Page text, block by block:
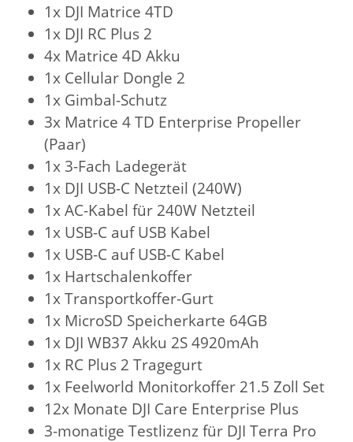
1x DJI Matrice 4TD
1x DJI RC Plus 2
4x Matrice 4D Akku
1x Cellular Dongle 2
1x Gimbal-Schutz
3x Matrice 4 TD Enterprise Propeller
(Paar)
1x 3-Fach Ladegerät
1x DJI USB-C Netzteil (240W)
1x AC-Kabel für 240W Netzteil
1x USB-C auf USB Kabel
1x USB-C auf USB-C Kabel
1x Hartschalenkoffer
1x Transportkoffer-Gurt
1x MicroSD Speicherkarte 64GB
1x DJI WB37 Akku 2S 4920mAh
1x RC Plus 2 Tragegurt
1x Feelworld Monitorkoffer 21.5 Zoll Set
12x Monate DJI Care Enterprise Plus
3-monatige Testlizenz für DJI Terra Pro